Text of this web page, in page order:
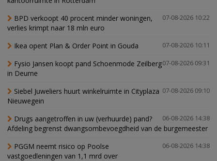
07-08-2026 10:22
BPD verkoopt 40 procent minder woningen,
verlies krimpt naar 18 mln euro
07-08-2026 10:11
Ikea opent Plan & Order Point in Gouda
07-08-2026 09:31
Fysio Jansen koopt pand Schoenmode Zeilberg
in Deurne
07-08-2026 09:10
Siebel Juweliers huurt winkelruimte in Cityplaza
Nieuwegein
06-08-2026 14:38
Drugs aangetroffen in uw (verhuurde) pand?
Afdeling begrenst dwangsombevoegdheid van de burgemeester
06-08-2026 14:38
PGGM neemt risico op Poolse
vastgoedleningen van 1,1 mrd over